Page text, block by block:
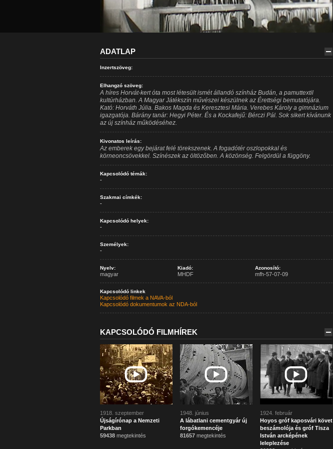
ADATLAP
Inzertszöveg:
Elhangzó szöveg:
A híres Horvát-kert óta most létesült ismét állandó színház Budán, a pamuttextil
kultúrházban. A Magyar Játékszín művészei készülnek az Érettségi bemutatójára.
Kató: Horváth Júlia. Bakos Magda és Keresztesi Mária. Verebes Károly a gimnázium
igazgatója. Bárány tanár: Hegyi Péter. És a Kockafejű: Bérczi Pál. Sok sikert kívánunk
az új színház működéséhez.
Kivonatos leírás:
Az emberek egy bejárat felé törekszenek. A fogadótér oszlopokkal és
körneoncsövekkel. Színészek az öltözőben. A közönség. Felgördül a függöny.
Kapcsolódó témák:
-
Szakmai címkék:
-
Kapcsolódó helyek:
-
Személyek:
-
Nyelv:
magyar
Kiadó:
MHDF
Azonosító:
mfh-57-07-09
Kapcsolódó linkek
Kapcsolódó filmek a NAVA-ból
Kapcsolódó dokumentumok az NDA-ból
KAPCSOLÓDÓ FILMHÍREK
1918. szeptember
Újságírónap a Nemzeti
Parkban
59438megtekintés
1948. június
A lábatlani cementgyár új
forgókemencéje
81657megtekintés
1924. február
Hoyos gróf kaposvári követ
beszámolója és gróf Tisza
István arcképének
leleplezése